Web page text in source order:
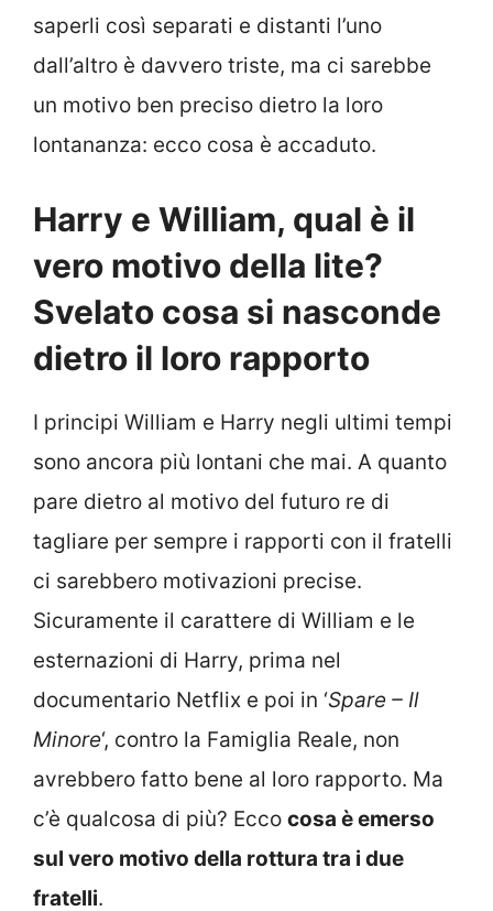
saperli così separati e distanti l’uno
dall’altro è davvero triste, ma ci sarebbe
un motivo ben preciso dietro la loro
lontananza: ecco cosa è accaduto.
Harry e William, qual è il
vero motivo della lite?
Svelato cosa si nasconde
dietro il loro rapporto
I principi William e Harry negli ultimi tempi
sono ancora più lontani che mai. A quanto
pare dietro al motivo del futuro re di
tagliare per sempre i rapporti con il fratelli
ci sarebbero motivazioni precise.
Sicuramente il carattere di William e le
esternazioni di Harry, prima nel
documentario Netflix e poi in ‘Spare – Il
Minore‘, contro la Famiglia Reale, non
avrebbero fatto bene al loro rapporto. Ma
c’è qualcosa di più? Ecco cosa è emerso
sul vero motivo della rottura tra i due
fratelli.